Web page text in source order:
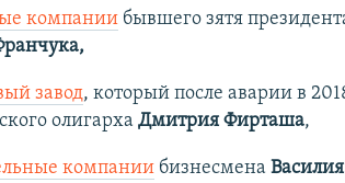
компаниибывшего зятя
завод, который после аварии в
олигарха Дмитрия Фирташа,
компаниибизнесмена